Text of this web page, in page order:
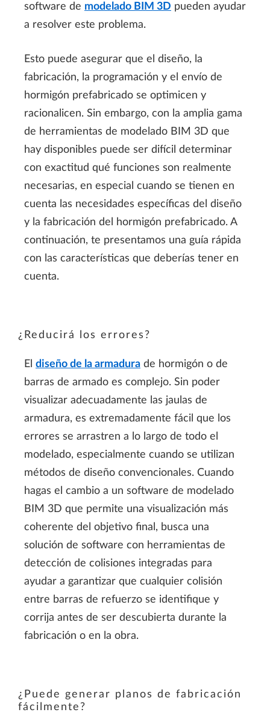
software de modelado BIM 3D pueden ayudar
a resolver este problema.
Esto puede asegurar que el diseño, la
fabricación, la programación y el envío de
hormigón prefabricado se optimicen y
racionalicen. Sin embargo, con la amplia gama
de herramientas de modelado BIM 3D que
hay disponibles puede ser difícil determinar
con exactitud qué funciones son realmente
necesarias, en especial cuando se tienen en
cuenta las necesidades específicas del diseño
y la fabricación del hormigón prefabricado. A
continuación, te presentamos una guía rápida
con las características que deberías tener en
cuenta.
¿Reducirá los errores?
El diseño de la armadura de hormigón o de
barras de armado es complejo. Sin poder
visualizar adecuadamente las jaulas de
armadura, es extremadamente fácil que los
errores se arrastren a lo largo de todo el
modelado, especialmente cuando se utilizan
métodos de diseño convencionales. Cuando
hagas el cambio a un software de modelado
BIM 3D que permite una visualización más
coherente del objetivo final, busca una
solución de software con herramientas de
detección de colisiones integradas para
ayudar a garantizar que cualquier colisión
entre barras de refuerzo se identifique y
corrija antes de ser descubierta durante la
fabricación o en la obra.
¿Puede generar planos de fabricación
fácilmente?